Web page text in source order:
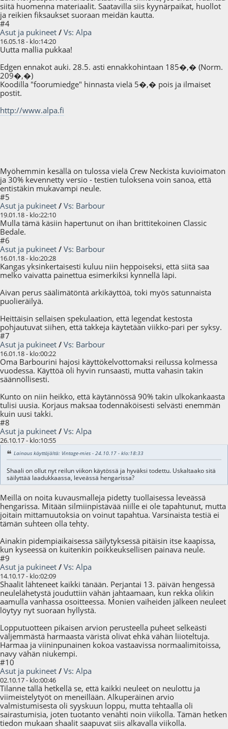
siitä huomenna materiaalit. Saatavilla siis kyynärpaikat, huollot
ja reikien fiksaukset suoraan meidän kautta.
#4
Asut ja pukineet / Vs: Alpa
16.05.18 - klo:14:20
Uutta mallia pukkaa!
Edgen ennakot auki. 28.5. asti ennakkohintaan 185�,� (Norm.
209�,�)
Koodilla "foorumiedge" hinnasta vielä 5�,� pois ja ilmaiset
postit.
http://www.alpa.fi
Myöhemmin kesällä on tulossa vielä Crew Neckista kuvioimaton
ja 30% kevennetty versio - testien tuloksena voin sanoa, että
entistäkin mukavampi neule.
#5
Asut ja pukineet / Vs: Barbour
19.01.18 - klo:22:10
Mulla tämä käsiin hapertunut on ihan brittitekoinen Classic
Bedale.
#6
Asut ja pukineet / Vs: Barbour
16.01.18 - klo:20:28
Kangas yksinkertaisesti kuluu niin heppoiseksi, että siitä saa
melko vaivatta painettua esimerkiksi kynnellä läpi.
Aivan perus säälimätöntä arkikäyttöä, toki myös satunnaista
puolieräilyä.
Heittäisin sellaisen spekulaation, että legendat kestosta
pohjautuvat siihen, että takkeja käytetään viikko-pari per syksy.
#7
Asut ja pukineet / Vs: Barbour
16.01.18 - klo:00:22
Oma Barbourini hajosi käyttökelvottomaksi reilussa kolmessa
vuodessa. Käyttöä oli hyvin runsaasti, mutta vahasin takin
säännöllisesti.
Kunto on niin heikko, että käytännössä 90% takin ulkokankaasta
tulisi uusia. Korjaus maksaa todennäköisesti selvästi enemmän
kuin uusi takki.
#8
Asut ja pukineet / Vs: Alpa
26.10.17 - klo:10:55
Lainaus käyttäjältä: Vintage-mies - 24.10.17 - klo:18:33
Shaali on ollut nyt reilun viikon käytössä ja hyväksi todettu. Uskaltaako sitä
säilyttää laadukkaassa, leveässä hengarissa?
Meillä on noita kuvausmalleja pidetty tuollaisessa leveässä
hengarissa. Mitään silmiinpistävää niille ei ole tapahtunut, mutta
joitain mittamuutoksia on voinut tapahtua. Varsinaista testiä ei
tämän suhteen olla tehty.
Ainakin pidempiaikaisessa säilytyksessä pitäisin itse kaapissa,
kun kyseessä on kuitenkin poikkeuksellisen painava neule.
#9
Asut ja pukineet / Vs: Alpa
14.10.17 - klo:02:09
Shaalit lähteneet kaikki tänään. Perjantai 13. päivän hengessä
neulelähetystä jouduttiin vähän jahtaamaan, kun rekka olikin
aamulla vanhassa osoitteessa. Monien vaiheiden jälkeen neuleet
löytyy nyt suoraan hyllystä.
Lopputuotteen pikaisen arvion perusteella puheet selkeästi
väljemmästä harmaasta väristä olivat ehkä vähän liioteltuja.
Harmaa ja viininpunainen kokoa vastaavissa normaalimitoissa,
navy vähän niukempi.
#10
Asut ja pukineet / Vs: Alpa
02.10.17 - klo:00:46
Tilanne tällä hetkellä se, että kaikki neuleet on neulottu ja
viimeistelytyöt on meneillään. Alkuperäinen arvio
valmistumisesta oli syyskuun loppu, mutta tehtaalla oli
sairastumisia, joten tuotanto venähti noin viikolla. Tämän hetken
tiedon mukaan shaalit saapuvat siis alkavalla viikolla.